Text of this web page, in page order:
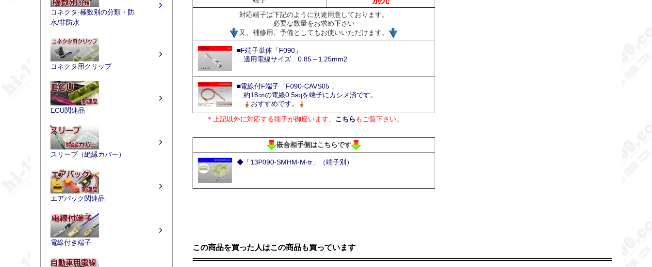
対応端子は下記のように別途用意しております。
必要な数量をお求め下さい
又、補修用、予備としてもお使いいただけます。
■F端子単体「F090」
適用電線サイズ 0.85～1.25mm2
■電線付F端子「F090-CAVS05 」
約18㎝の電線0.5sqを端子にカシメ済です。
おすすめです。
＊上記以外に対応する端子が御座います、 こちらもご覧下さい。
嵌合相手側はこちらです
◆「13P090-SMHM-M-tr」（端子別）
この商品を買った人はこの商品も買っています
コネクタ-極数別の分類・防
水/非防水
コネクタ用クリップ
ECU関連品
スリーブ（絶縁カバー）
エアバック関連品
電線付き端子